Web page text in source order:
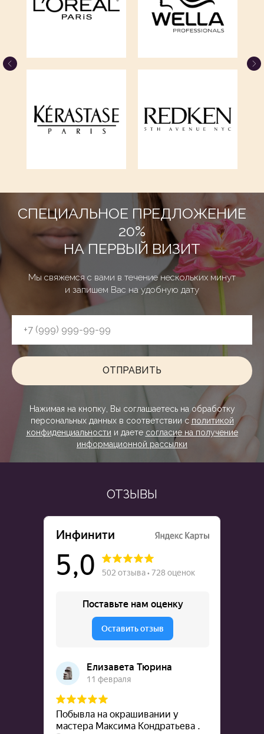
СПЕЦИАЛЬНОЕ ПРЕДЛОЖЕНИЕ
20%
НА ПЕРВЫЙ ВИЗИТ
Мы свяжемся с вами в течение нескольких минут
и запишем Вас на удобную дату
ОТПРАВИТЬ
Нажимая на кнопку, Вы соглашаетесь на обработку
персональных данных в соответствии с политикой
конфиденциальности и даете согласие на получение
информационной рассылки
ОТЗЫВЫ
сделать ваше пребывание на нём
максимально удобным. Ознакомьтесь
политикой конфиденциальности
ОНЛАЙН